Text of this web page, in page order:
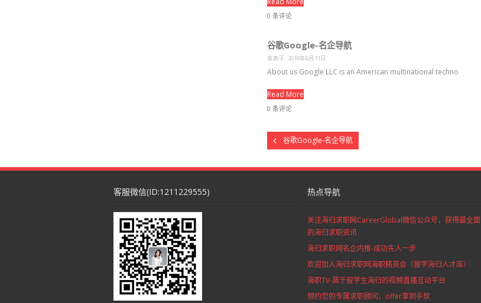
0 条评论
谷歌Google-名企导航
发表于: 2019年6月11日
About us Google LLC is an American multinational techno
Read More
0 条评论
谷歌Google-名企导航
客服微信(ID:1211229555) 热点导航
关注海归求职网CareerGlobal微信公众号，获得最全面
的海归求职资讯
海归求职网名企内推-成功先人一步
欢迎加入海归求职网海职精英会（留学海归人才库）
海职TV-属于留学生海归的视频直播互动平台
预约您的专属求职顾问，offer拿到手软